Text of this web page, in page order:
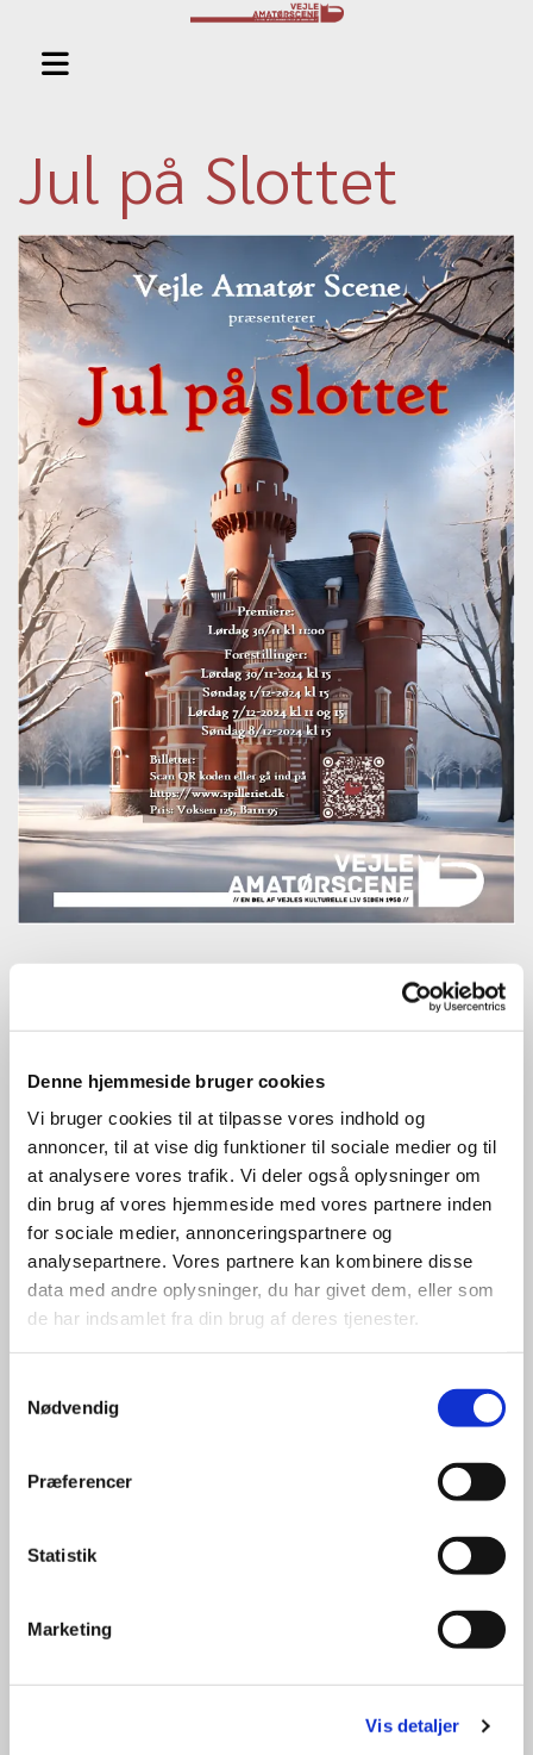
Denne hjemmeside bruger cookies
Vi bruger cookies til at tilpasse vores indhold og
annoncer, til at vise dig funktioner til sociale medier og til
at analysere vores trafik. Vi deler også oplysninger om
din brug af vores hjemmeside med vores partnere inden
for sociale medier, annonceringspartnere og
analysepartnere. Vores partnere kan kombinere disse
data med andre oplysninger, du har givet dem, eller som
de har indsamlet fra din brug af deres tjenester.
Nødvendig
Præferencer
Statistik
Marketing
Vis detaljer
Jul på Slottet
Gemmer der sig en listig jæger, en venlig
drillenisse i dig, så skulle du tage og
komme til audition.
Vi skal nemlig spille Jul på slottet!
Forestillingen spiller i weekender i
slutningen af november og i starten af
december. Det er på vores egen
hyggelige med cafestemning og lys på
bordene.
Der øves mandage og onsdag og enkelte
weekend dage, men det forventes ikke at
du skal kunne alle dage. Derudover er
mødepligt.
og torsdag 29/8, alle dage fra ca. kl 18.
Auditionen foregår i vores dejlige lokaler.
Kan du ikke nogen af disse dage skal vi
nok finde ud af noget.